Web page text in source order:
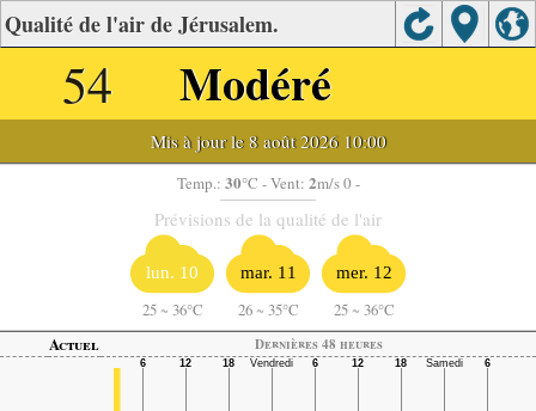
Qualité de l'air de Jérusalem.
54 Modéré
Mis à jour le 8 août 2026 10:00
Temp.: 30°C - Vent: 2m/s 0 -
Prévisions de la qualité de l'air
lun. 10
25 ~ 36°C
mar. 11
26 ~ 35°C
mer. 12
25 ~ 36°C
Actuel
Dernières 48 heures